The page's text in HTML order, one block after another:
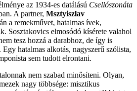
az 1934-es datálású Csellószonáta
A partner, Msztyiszlav
a remekművet, hatalmas ívek,
Sosztakovics elmosódó kísérete valahol
tesz hozzá a darabhoz, de így is
hatalmas alkotás, nagyszerű szólista,
sem tudott elrontani.
nem szabad minősíteni. Olyan,
nagy többsége: misztikus